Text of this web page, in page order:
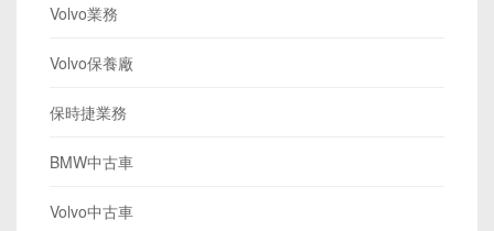
Volvo業務
Volvo保養廠
保時捷業務
BMW中古車
Volvo中古車